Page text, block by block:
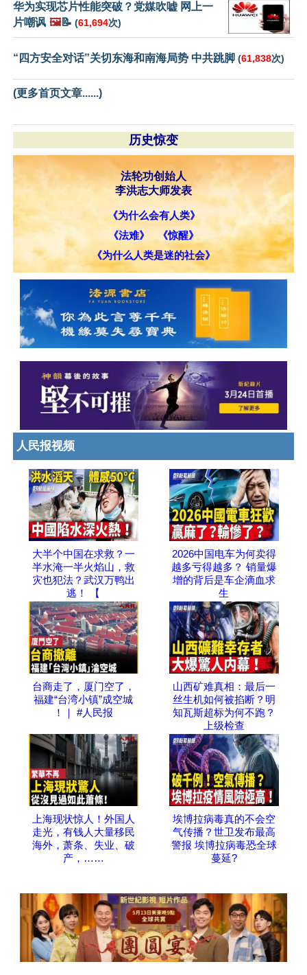
华为实现芯片性能突破？党媒吹嘘 网上一
片嘲讽 🖼️📝 (61,694次)
“四方安全对话”关切东海和南海局势 中共跳脚 (61,838次)
(更多首页文章......)
历史惊变
法轮功创始人
李洪志大师发表
《为什么会有人类》
《法难》
《惊醒》
《为什么人类是迷的社会》
人民报视频
大半个中国在求救？一
半水淹一半火焰山，救
灾也犯法？武汉万鸭出
逃！ 【
2026中国电车为何卖得
越多亏得越多？ 销量爆
增的背后是车企滴血求
生
台商走了，厦门空了，
福建“台湾小镇”成空城
！｜ #人民报
山西矿难真相：最后一
丝生机如何被掐断？明
知瓦斯超标为何不跑？
上级检查
上海现状惊人！外国人
走光，有钱人大量移民
海外，萧条、失业、破
产，……
埃博拉病毒真的不会空
气传播？世卫发布最高
警报 埃博拉病毒恐全球
蔓延?